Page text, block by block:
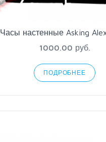
Часы настенные Asking
1000.00 руб.
ПОДРОБНЕЕ